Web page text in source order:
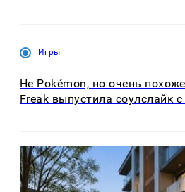
Игры
Не Pokémon, но очень
Freak выпустила соулслайк